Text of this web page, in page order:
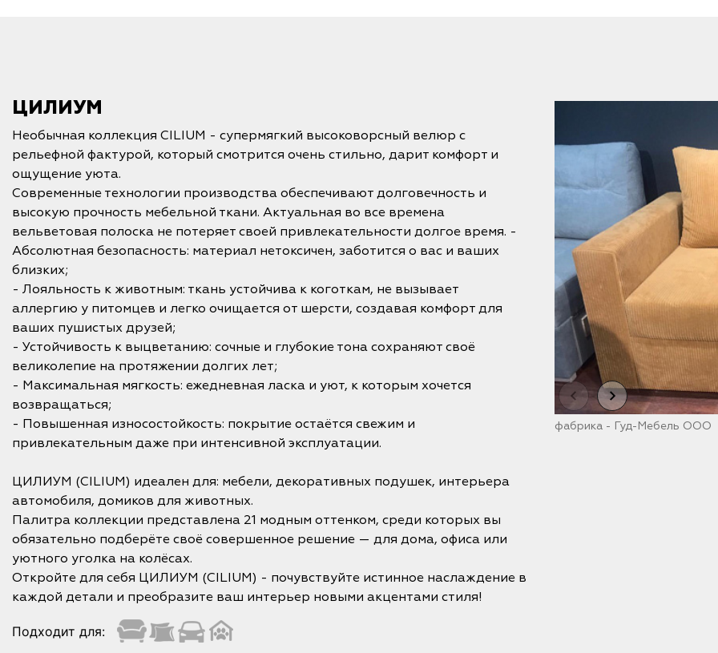
ЦИЛИУМ
Необычная коллекция CILIUM - супермягкий высоковорсный велюр с
рельефной фактурой, который смотрится очень стильно, дарит комфорт и
ощущение уюта.
Современные технологии производства обеспечивают долговечность и
высокую прочность мебельной ткани. Актуальная во все времена
вельветовая полоска не потеряет своей привлекательности долгое время. -
Абсолютная безопасность: материал нетоксичен, заботится о вас и ваших
близких;
- Лояльность к животным: ткань устойчива к коготкам, не вызывает
аллергию у питомцев и легко очищается от шерсти, создавая комфорт для
ваших пушистых друзей;
- Устойчивость к выцветанию: сочные и глубокие тона сохраняют своё
великолепие на протяжении долгих лет;
- Максимальная мягкость: ежедневная ласка и уют, к которым хочется
возвращаться;
- Повышенная износостойкость: покрытие остаётся свежим и
привлекательным даже при интенсивной эксплуатации.
ЦИЛИУМ (CILIUM) идеален для: мебели, декоративных подушек, интерьера
автомобиля, домиков для животных.
Палитра коллекции представлена 21 модным оттенком, среди которых вы
обязательно подберёте своё совершенное решение — для дома, офиса или
уютного уголка на колёсах.
Откройте для себя ЦИЛИУМ (CILIUM) - почувствуйте истинное наслаждение в
каждой детали и преобразите ваш интерьер новыми акцентами стиля!
Подходит для:
фабрика - Гуд-Мебель ООО